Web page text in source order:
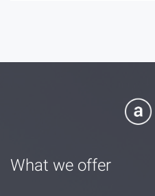
What we offer